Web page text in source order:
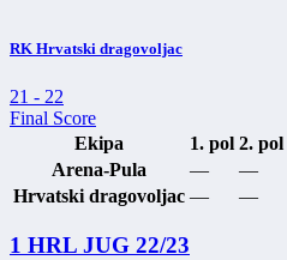
RK Hrvatski dragovoljac
21 - 22
Final Score
Ekipa
1. pol 2. pol
Arena-Pula
— —
Hrvatski dragovoljac — —
1 HRL JUG 22/23